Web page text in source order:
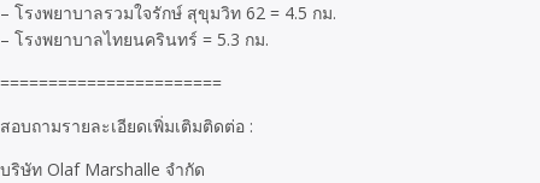
– โรงพยาบาลรวมใจรักษ์ สุขุมวิท 62 = 4.5 กม.
– โรงพยาบาลไทยนครินทร์ = 5.3 กม.
=======================
สอบถามรายละเอียดเพิ่มเติมติดต่อ :
บริษัท Olaf Marshalle จำกัด